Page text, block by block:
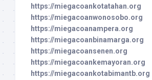
https://miegacoankotatahan.org
https://miegacoanwonosobo.org
https://miegacoanampera.org
https://miegacoanbinamarga.org
https://miegacoansenen.org
https://miegacoankemayoran.org
https://miegacoankotabimantb.org